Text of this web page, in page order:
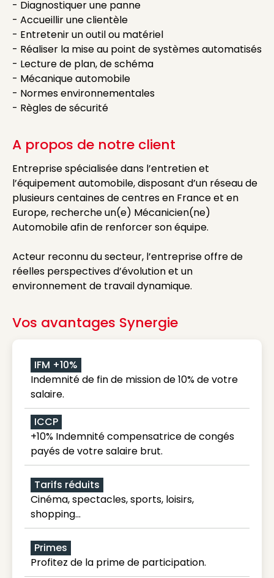
- Diagnostiquer une panne
- Accueillir une clientèle
- Entretenir un outil ou matériel
- Réaliser la mise au point de systèmes automatisés
- Lecture de plan, de schéma
- Mécanique automobile
- Normes environnementales
- Règles de sécurité
A propos de notre client
Entreprise spécialisée dans l’entretien et
l’équipement automobile, disposant d’un réseau de
plusieurs centaines de centres en France et en
Europe, recherche un(e) Mécanicien(ne)
Automobile afin de renforcer son équipe.
Acteur reconnu du secteur, l’entreprise offre de
réelles perspectives d’évolution et un
environnement de travail dynamique.
Vos avantages Synergie
IFM +10%
Indemnité de fin de mission de 10% de votre
salaire.
ICCP
+10% Indemnité compensatrice de congés
payés de votre salaire brut.
Tarifs réduits
Cinéma, spectacles, sports, loisirs,
shopping...
Primes
Profitez de la prime de participation.